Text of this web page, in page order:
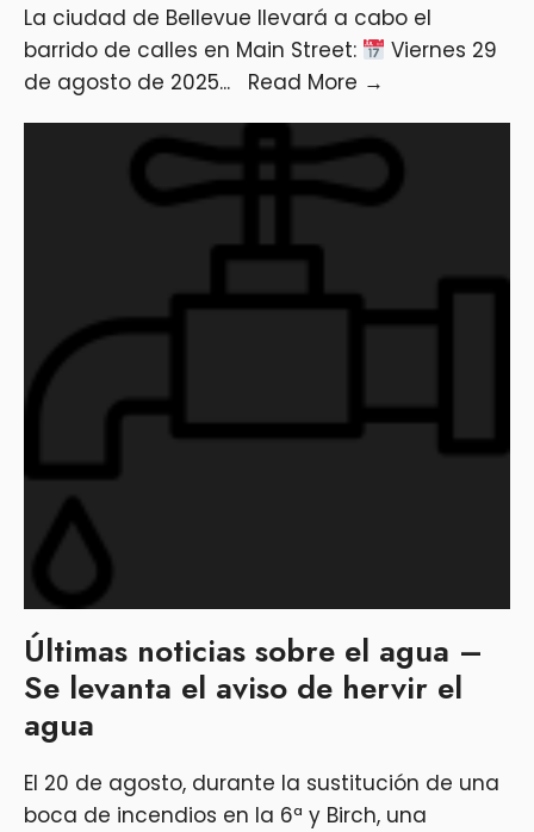
La ciudad de Bellevue llevará a cabo el
barrido de calles en Main Street:
Viernes 29
de agosto de 2025... Read More →
Últimas noticias sobre el agua –
Se levanta el aviso de hervir el
agua
El 20 de agosto, durante la sustitución de una
boca de incendios en la 6ª y Birch, una